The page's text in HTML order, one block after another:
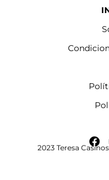
F
a
2023 Teresa